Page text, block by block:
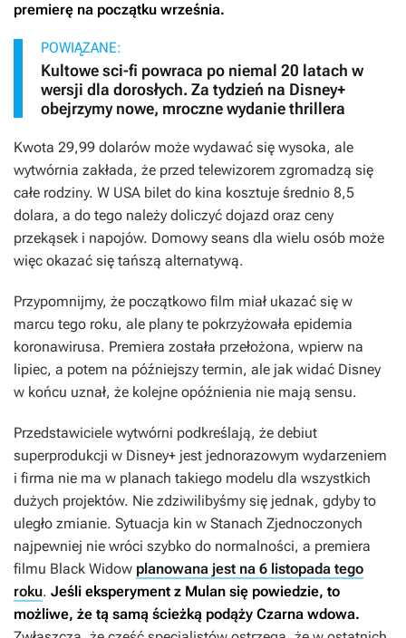
premierę na początku września.
POWIĄZANE:
Kultowe sci-fi powraca po niemal 20 latach w
wersji dla dorosłych. Za tydzień na Disney+
obejrzymy nowe, mroczne wydanie thrillera
Kwota 29,99 dolarów może wydawać się wysoka, ale
wytwórnia zakłada, że przed telewizorem zgromadzą się
całe rodziny. W USA bilet do kina kosztuje średnio 8,5
dolara, a do tego należy doliczyć dojazd oraz ceny
przekąsek i napojów. Domowy seans dla wielu osób może
więc okazać się tańszą alternatywą.
Przypomnijmy, że początkowo film miał ukazać się w
marcu tego roku, ale plany te pokrzyżowała epidemia
koronawirusa. Premiera została przełożona, wpierw na
lipiec, a potem na późniejszy termin, ale jak widać Disney
w końcu uznał, że kolejne opóźnienia nie mają sensu.
Przedstawiciele wytwórni podkreślają, że debiut
superprodukcji w Disney+ jest jednorazowym wydarzeniem
i firma nie ma w planach takiego modelu dla wszystkich
dużych projektów. Nie zdziwilibyśmy się jednak, gdyby to
uległo zmianie. Sytuacja kin w Stanach Zjednoczonych
najpewniej nie wróci szybko do normalności, a premiera
filmu Black Widow planowana jest na 6 listopada tego
roku. Jeśli eksperyment z Mulan się powiedzie, to
możliwe, że tą samą ścieżką podąży Czarna wdowa.